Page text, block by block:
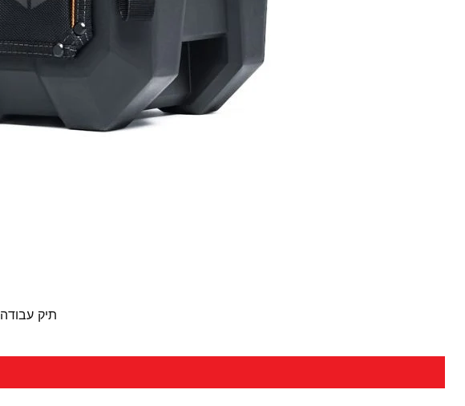
תיק עבודה XL מאסיבי ToughBuilt TB-CT-62-20